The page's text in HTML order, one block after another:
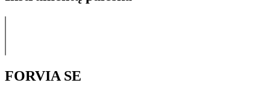
FORVIA SE